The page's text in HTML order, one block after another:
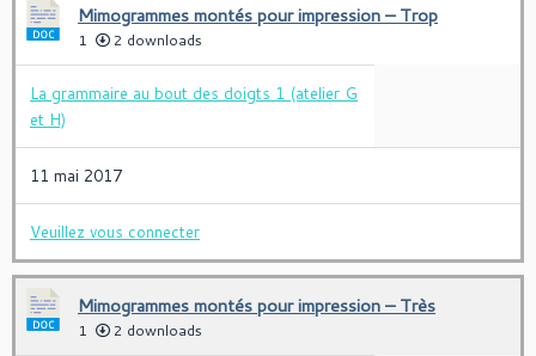
Mimogrammes montés pour impression – Trop
1 2 downloads
La grammaire au bout des doigts 1 (atelier G
et H)
11 mai 2017
Veuillez vous connecter
Mimogrammes montés pour impression – Très
1 2 downloads